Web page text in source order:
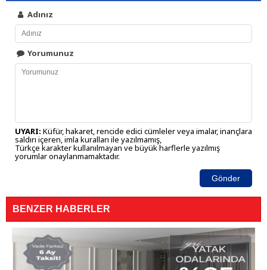
Adınız
Yorumunuz
UYARI: Küfür, hakaret, rencide edici cümleler veya imalar, inançlara
saldırı içeren, imla kuralları ile yazılmamış,
Türkçe karakter kullanılmayan ve büyük harflerle yazılmış
yorumlar onaylanmamaktadır.
Gönder
BENZER HABERLER